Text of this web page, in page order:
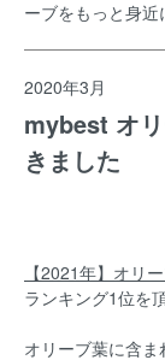
ーブをもっと身近
2020年3月
mybest オ
きました
【2021年】オリ
ランキング1位を頂
オリーブ葉に含